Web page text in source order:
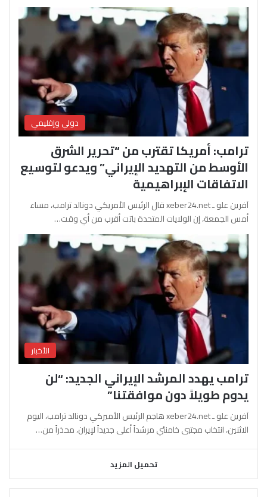
دولي وإقليمي
ترامب: أمريكا تقترب من “تحرير الشرق
الأوسط من التهديد الإيراني” ويدعو لتوسيع
الاتفاقات الإبراهيمية
آفرين علو ـ xeber24.net قال الرئيس الأمريكي دونالد ترامب، مساء
أمس الجمعة، إن الولايات المتحدة باتت أقرب من أي وقت…
الأخبار
ترامب يهدد المرشد الإيراني الجديد: “لن
يدوم طويلاً دون موافقتنا”
آفرين علو ـ xeber24.net هاجم الرئيس الأميركي دونالد ترامب، اليوم
الاثنين، انتخاب مجتبى خامنئي مرشداً أعلى جديداً لإيران، محذراً من…
تحميل المزيد